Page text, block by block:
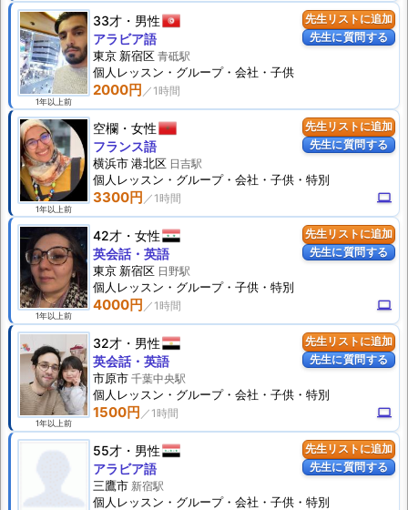
先生リストに追加
先生に質問する
1年以上前
33才 男性
2000円
アラビア語
東京 新宿区 青砥駅
個人 レッスン ・グループ・会社・子供
先生リストに追加
先生に質問する
1年以上前
空欄 女性
3300円 computer
フランス語
横浜市 港北区 日吉駅
個人 レッスン ・グループ・会社・子供・特別
先生リストに追加
先生に質問する
1年以上前
42才 女性
4000円 computer
英会話・英語
東京 新宿区 日野駅
個人 レッスン ・グループ・子供・特別
先生リストに追加
先生に質問する
1年以上前
32才 男性
1500円 computer
英会話・英語
市原市 千葉中央駅
個人 レッスン ・グループ・会社・子供・特別
先生リストに追加
先生に質問する
55才 男性
アラビア語
三鷹市 新宿駅
個人 レッスン ・グループ・会社・子供・特別